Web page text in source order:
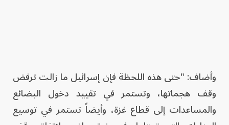
وأضاف: "حتى هذه اللحظة فإن إسرائيل ما زالت ترفض
وقف هجماتها، وتستمر في تقييد دخول البضائع
والمساعدات إلى قطاع غزة، وأيضاً تستمر في توسيع